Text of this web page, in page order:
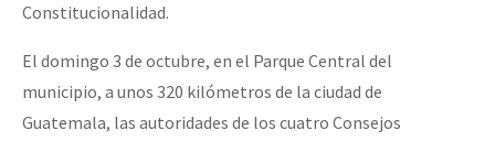
Constitucionalidad.
El domingo 3 de octubre, en el Parque Central del
municipio, a unos 320 kilómetros de la ciudad de
Guatemala, las autoridades de los cuatro Consejos